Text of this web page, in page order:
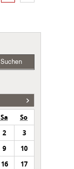
Suchen
Sa
So
2
3
9
10
16
17